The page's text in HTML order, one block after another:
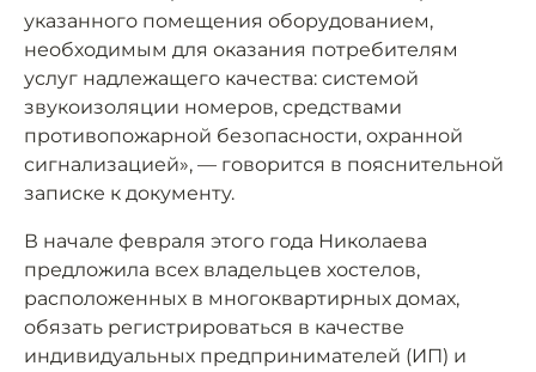
указанного помещения оборудованием,
необходимым для оказания потребителям
услуг надлежащего качества: системой
звукоизоляции номеров, средствами
противопожарной безопасности, охранной
сигнализацией», — говорится в пояснительной
записке к документу.
В начале февраля этого года Николаева
предложила всех владельцев хостелов,
расположенных в многоквартирных домах,
обязать регистрироваться в качестве
индивидуальных предпринимателей (ИП) и